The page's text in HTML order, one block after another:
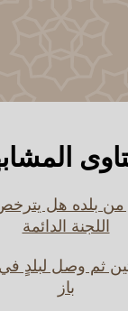
من بلده هل
اللجنة الدائمة
ثم وصل لبلدٍ في
باز